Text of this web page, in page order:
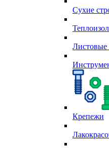
Сухие
Листовые
Крепежи